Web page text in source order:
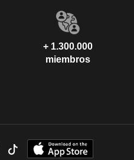
+ 1.300.000
miembros